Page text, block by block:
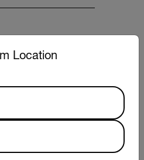
Location
and language from the